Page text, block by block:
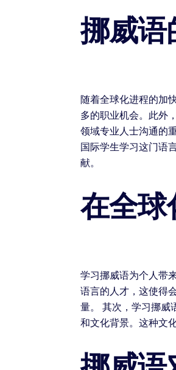
挪威语
随着全球化进程的加
多的职业机会。此外
领域专业人士沟通的
国际学生学习这门语
献。
在全球
学习挪威语为个人带
语言的人才，这使得
量。 其次，学习挪威
和文化背景。这种文